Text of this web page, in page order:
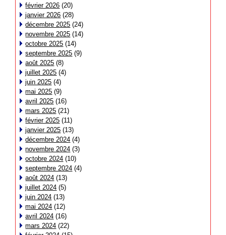
février 2026 (20)
janvier 2026 (28)
décembre 2025 (24)
novembre 2025 (14)
octobre 2025 (14)
septembre 2025 (9)
août 2025 (8)
juillet 2025 (4)
juin 2025 (4)
mai 2025 (9)
avril 2025 (16)
mars 2025 (21)
février 2025 (11)
janvier 2025 (13)
décembre 2024 (4)
novembre 2024 (3)
octobre 2024 (10)
septembre 2024 (4)
août 2024 (13)
juillet 2024 (5)
juin 2024 (13)
mai 2024 (12)
avril 2024 (16)
mars 2024 (22)